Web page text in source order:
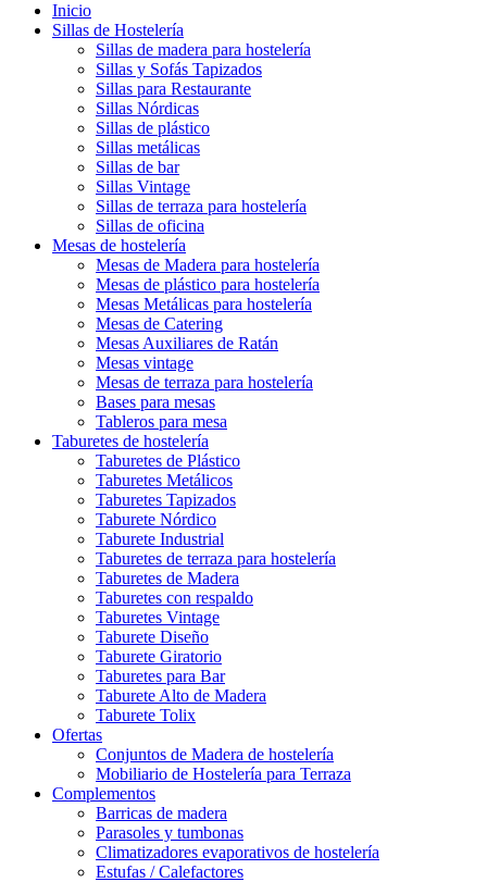
Inicio
Sillas de Hostelería
Sillas de madera para hostelería
Sillas y Sofás Tapizados
Sillas para Restaurante
Sillas Nórdicas
Sillas de plástico
Sillas metálicas
Sillas de bar
Sillas Vintage
Sillas de terraza para hostelería
Sillas de oficina
Mesas de hostelería
Mesas de Madera para hostelería
Mesas de plástico para hostelería
Mesas Metálicas para hostelería
Mesas de Catering
Mesas Auxiliares de Ratán
Mesas vintage
Mesas de terraza para hostelería
Bases para mesas
Tableros para mesa
Taburetes de hostelería
Taburetes de Plástico
Taburetes Metálicos
Taburetes Tapizados
Taburete Nórdico
Taburete Industrial
Taburetes de terraza para hostelería
Taburetes de Madera
Taburetes con respaldo
Taburetes Vintage
Taburete Diseño
Taburete Giratorio
Taburetes para Bar
Taburete Alto de Madera
Taburete Tolix
Ofertas
Conjuntos de Madera de hostelería
Mobiliario de Hostelería para Terraza
Complementos
Barricas de madera
Parasoles y tumbonas
Climatizadores evaporativos de hostelería
Estufas / Calefactores